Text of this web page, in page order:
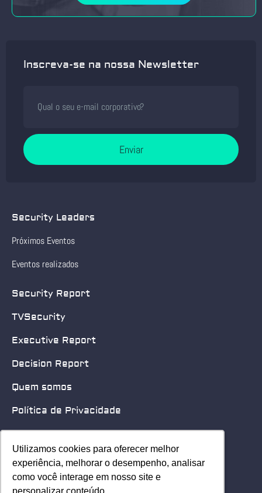
Utilizamos cookies para oferecer melhor
experiência, melhorar o desempenho, analisar
como você interage em nosso site e
Utilizamos cookies para oferecer melhor
experiência, melhorar o desempenho, analisar
como você interage em nosso site e
Inscreva-se na nossa Newsletter
Enviar
Security Leaders
Próximos Eventos
Eventos realizados
Security Report
TVSecurity
Executive Report
Decision Report
Quem somos
Política de Privacidade
Quero patrocinar
Contato
Home